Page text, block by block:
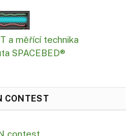
a měřící technika
SPACEBED®
CONTEST